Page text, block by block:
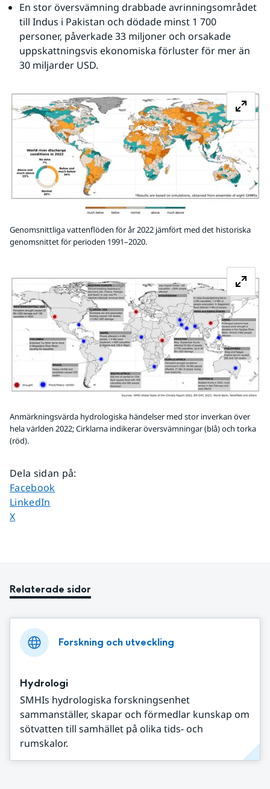
En stor översvämning drabbade avrinningsområdet
till Indus i Pakistan och dödade minst 1 700
personer, påverkade 33 miljoner och orsakade
uppskattningsvis ekonomiska förluster för mer än
30 miljarder USD.
Genomsnittliga vattenflöden för år 2022 jämfört med det historiska
genomsnittet för perioden 1991–2020.
Anmärkningsvärda hydrologiska händelser med stor inverkan över
hela världen 2022; Cirklarna indikerar översvämningar (blå) och torka
(röd).
Dela sidan på:
Dela sidan på
Facebook
Dela sidan på
LinkedIn
Dela sidan på
X
Relaterade sidor
Forskning och utveckling
Hydrologi
SMHIs hydrologiska forskningsenhet
sammanställer, skapar och förmedlar kunskap om
sötvatten till samhället på olika tids- och
rumskalor.